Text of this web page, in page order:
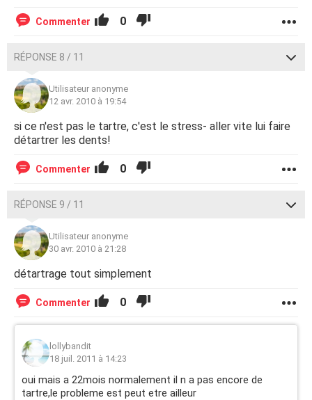
Commenter 0
RÉPONSE 8 / 11
Utilisateur anonyme
12 avr. 2010 à 19:54
si ce n'est pas le tartre, c'est le stress- aller vite lui faire
détartrer les dents!
Commenter 0
RÉPONSE 9 / 11
Utilisateur anonyme
30 avr. 2010 à 21:28
détartrage tout simplement
Commenter 0
lollybandit
18 juil. 2011 à 14:23
oui mais a 22mois normalement il n a pas encore de
tartre,le probleme est peut etre ailleur